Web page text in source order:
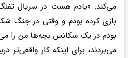
می‌کند: «یادم هست در سریال
بازی کرده بودم و وقتی در جنگ
بودم در یک سکانس بچه‌ها من را
می‌بردند، برای اینکه کار واقعی‌تر